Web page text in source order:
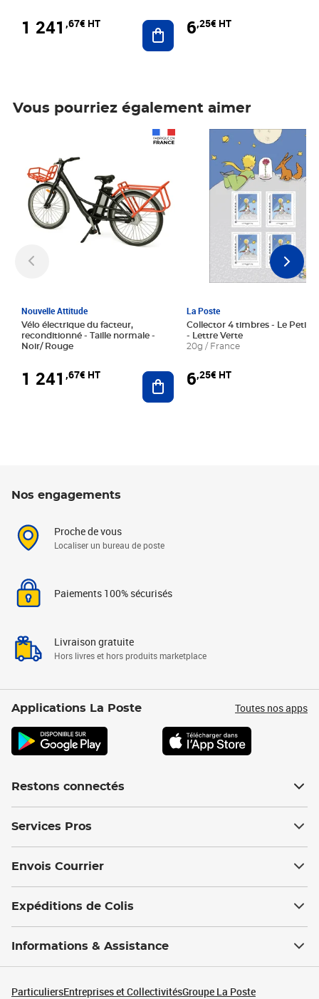
1 241 ,67€ HT Ajouter au panier
6,25€ HT
Vous pourriez également aimer
Nouvelle Attitude
Vélo électrique du facteur,
reconditionné - Taille normale -
Noir/ Rouge
1 241 ,67€ HT Ajouter au panier
La Poste
Collector 4 timbres - Le Petit
- Lettre Verte
20g / France
6,25€ HT
Prix 6,25€ HT
Nos engagements
Proche de vous
Localiser un bureau de poste
Paiements 100% sécurisés
Livraison gratuite
Hors livres et hors produits marketplace
Applications La Poste Toutes nos apps
Restons connectés
Services Pros
Envois Courrier
Expéditions de Colis
Informations & Assistance
ParticuliersEntreprises et CollectivitésGroupe La Poste